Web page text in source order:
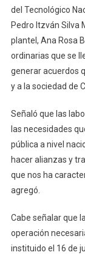
del Tecnológico
Pedro Itzván Silva
plantel, Ana Rosa
ordinarias que se
generar acuerdos
y a la sociedad de
Señaló que las
las necesidades
pública a nivel
hacer alianzas y
que nos ha
agregó.
Cabe señalar que
operación
instituido el 16 de